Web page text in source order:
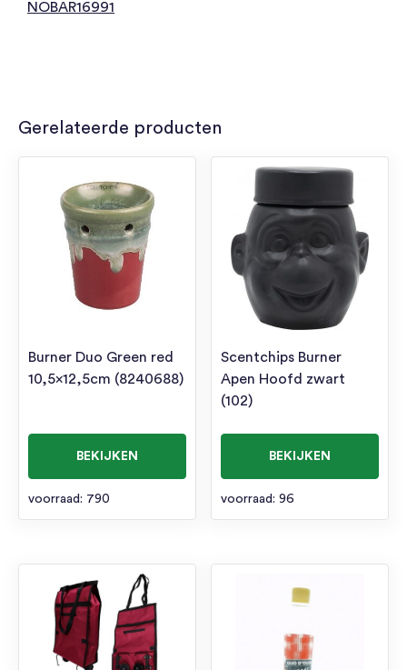
NOBAR16991
Gerelateerde producten
Burner Duo Green red
10,5×12,5cm (8240688)
BEKIJKEN
voorraad: 790
Scentchips Burner
Apen Hoofd zwart
(102)
BEKIJKEN
voorraad: 96